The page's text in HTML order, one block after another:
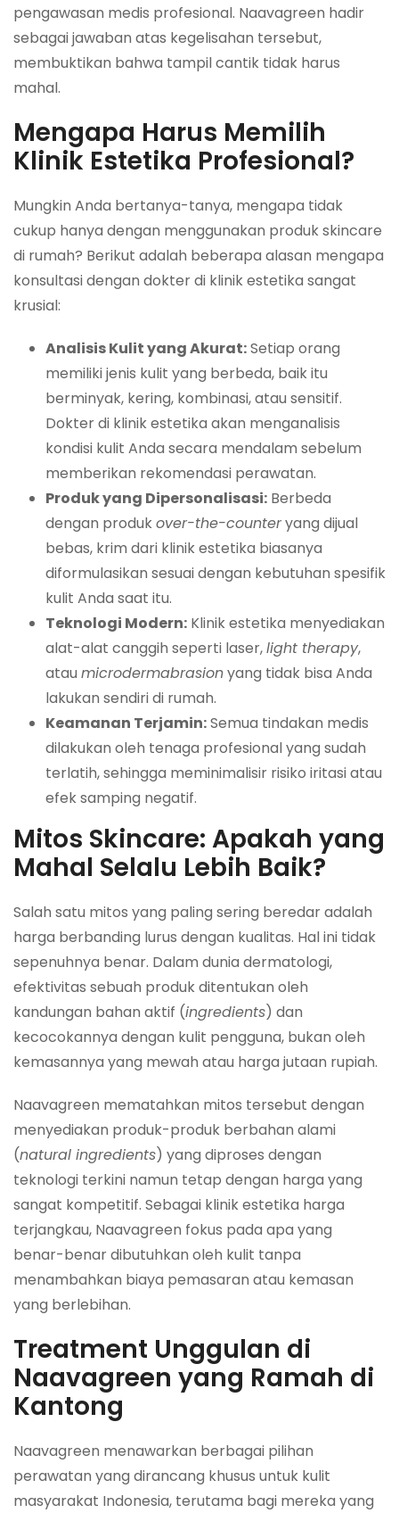
pengawasan medis profesional. Naavagreen hadir
sebagai jawaban atas kegelisahan tersebut,
membuktikan bahwa tampil cantik tidak harus
mahal.
Mengapa Harus Memilih
Klinik Estetika Profesional?
Mungkin Anda bertanya-tanya, mengapa tidak
cukup hanya dengan menggunakan produk skincare
di rumah? Berikut adalah beberapa alasan mengapa
konsultasi dengan dokter di klinik estetika sangat
krusial:
Analisis Kulit yang Akurat:Setiap orang
memiliki jenis kulit yang berbeda, baik itu
berminyak, kering, kombinasi, atau sensitif.
Dokter di klinik estetika akan menganalisis
kondisi kulit Anda secara mendalam sebelum
memberikan rekomendasi perawatan.
Produk yang Dipersonalisasi: Berbeda
dengan produkover-the-counteryang dijual
bebas, krim dari klinik estetika biasanya
diformulasikan sesuai dengan kebutuhan spesifik
kulit Anda saat itu.
Teknologi Modern: Klinik estetika menyediakan
alat-alat canggih seperti laser,light therapy,
atau microdermabrasionyang tidak bisa Anda
lakukan sendiri di rumah.
Keamanan Terjamin:Semua tindakan medis
dilakukan oleh tenaga profesional yang sudah
terlatih, sehingga meminimalisir risiko iritasi atau
efek samping negatif.
Mitos Skincare: Apakah yang
Mahal Selalu Lebih Baik?
Salah satu mitos yang paling sering beredar adalah
harga berbanding lurus dengan kualitas. Hal ini tidak
sepenuhnya benar. Dalam dunia dermatologi,
efektivitas sebuah produk ditentukan oleh
kandungan bahan aktif (ingredients) dan
kecocokannya dengan kulit pengguna, bukan oleh
kemasannya yang mewah atau harga jutaan rupiah.
Naavagreen mematahkan mitos tersebut dengan
menyediakan produk-produk berbahan alami
(natural ingredients) yang diproses dengan
teknologi terkini namun tetap dengan harga yang
sangat kompetitif. Sebagai klinik estetika harga
terjangkau, Naavagreen fokus pada apa yang
benar-benar dibutuhkan oleh kulit tanpa
menambahkan biaya pemasaran atau kemasan
yang berlebihan.
Treatment Unggulan di
Naavagreen yang Ramah di
Kantong
Naavagreen menawarkan berbagai pilihan
perawatan yang dirancang khusus untuk kulit
masyarakat Indonesia, terutama bagi mereka yang